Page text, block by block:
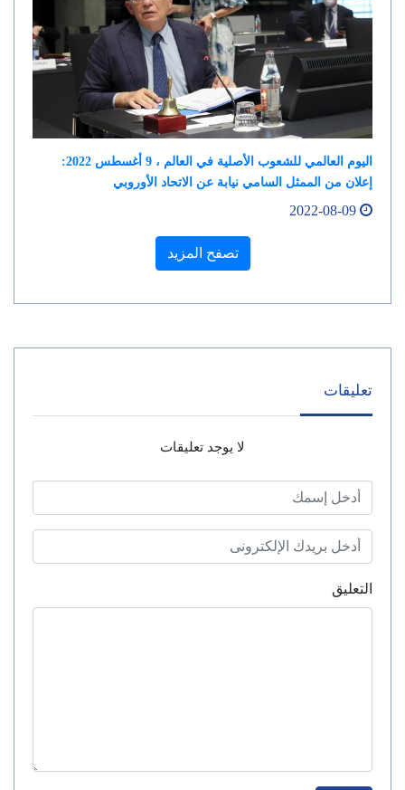
اليوم العالمي للشعوب الأصلية في العالم ، 9 أغسطس 2022:
إعلان من الممثل السامي نيابة عن الاتحاد الأوروبي
تصفح المزيد
تعليقات
لا يوجد تعليقات
التعليق